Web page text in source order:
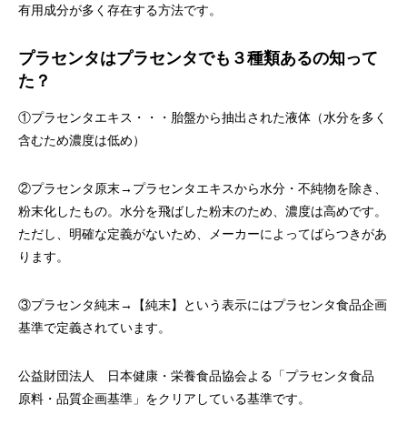
有用成分が多く存在する方法です。
プラセンタはプラセンタでも３種類あるの知って
た？
①プラセンタエキス・・・胎盤から抽出された液体（水分を多く
含むため濃度は低め）
②プラセンタ原末→プラセンタエキスから水分・不純物を除き、
粉末化したもの。水分を飛ばした粉末のため、濃度は高めです。
ただし、明確な定義がないため、メーカーによってばらつきがあ
ります。
③プラセンタ純末→【純末】という表示にはプラセンタ食品企画
基準で定義されています。
公益財団法人 日本健康・栄養食品協会よる「プラセンタ食品
原料・品質企画基準」をクリアしている基準です。